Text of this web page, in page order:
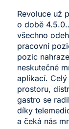
Revoluce už
o době
všechno
pracovní
pozic
neskutečné
aplikací.
prostoru,
gastro se
díky
a čeká nás